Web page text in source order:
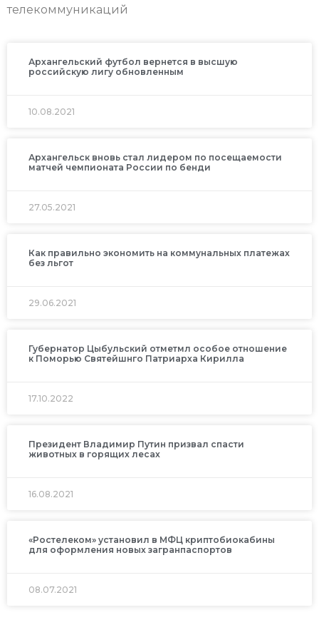
телекоммуникаций
Архангельский футбол вернется в высшую
российскую лигу обновленным
10.08.2021
Архангельск вновь стал лидером по посещаемости
матчей чемпионата России по бенди
27.05.2021
Как правильно экономить на коммунальных платежах
без льгот
29.06.2021
Губернатор Цыбульский отметмл особое отношение
к Поморью Святейшнго Патриарха Кирилла
17.10.2022
Президент Владимир Путин призвал спасти
животных в горящих лесах
16.08.2021
«Ростелеком» установил в МФЦ криптобиокабины
для оформления новых загранпаспортов
08.07.2021